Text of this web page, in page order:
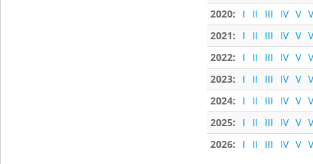
2020:
I II III IV V
2021:
I II III IV V
2022:
I II III IV V
2023:
I II III IV V
2024:
I II III IV V
2025:
I II III IV V
2026:
I II III IV V